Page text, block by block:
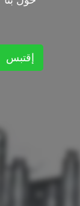
إقتبس